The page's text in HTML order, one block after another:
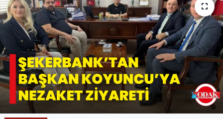
SPOR
11:11 MANŞET